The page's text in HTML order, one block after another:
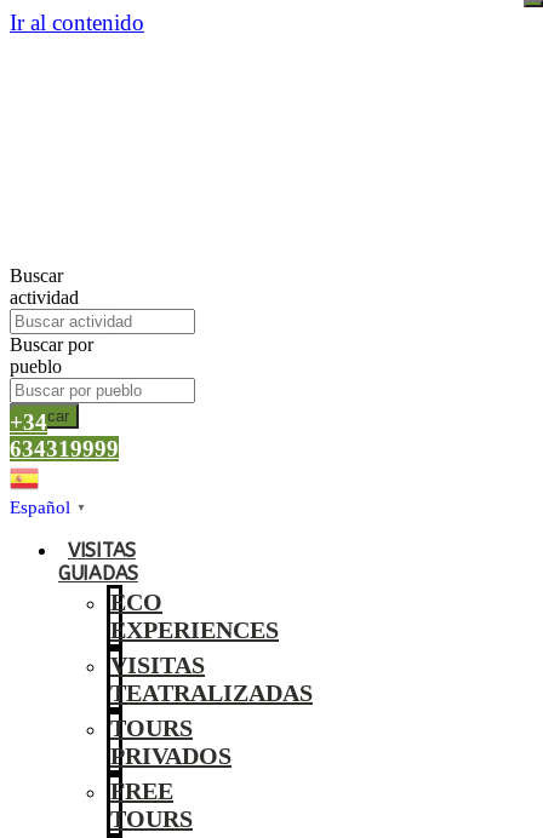
Ir al contenido
Buscar
actividad
Buscar por
pueblo
Buscar
+34
634319999
Español ▼
VISITAS
GUIADAS
ECO
EXPERIENCES
VISITAS
TEATRALIZADAS
TOURS
PRIVADOS
FREE
TOURS